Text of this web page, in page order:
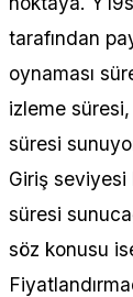
tarafından
oynaması
izleme
süresi
Giriş seviyesi
süresi
söz konusu